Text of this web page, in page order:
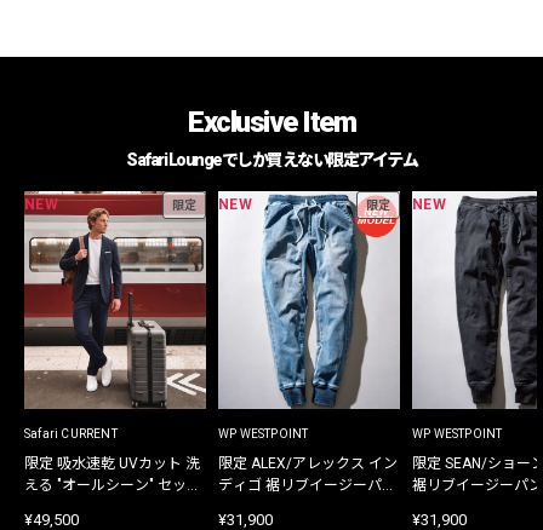
Exclusive Item
Safari Loungeでしか買えない限定アイテム
NEW 限定
Safari CURRENT
限定 吸水速乾 UVカット 洗
える "オールシーン" セット
¥49,500
NEW 限定
WP WESTPOINT
限定 ALEX/アレックス イン
ディゴ 裾リブイージーパン
¥31,900
NEW
WP WESTPOINT
限定 SEAN/ショー
裾リブイージーパ
¥31,900